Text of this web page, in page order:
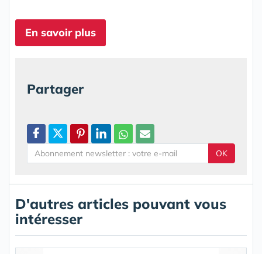
En savoir plus
Partager
OK
D'autres articles pouvant vous
intéresser